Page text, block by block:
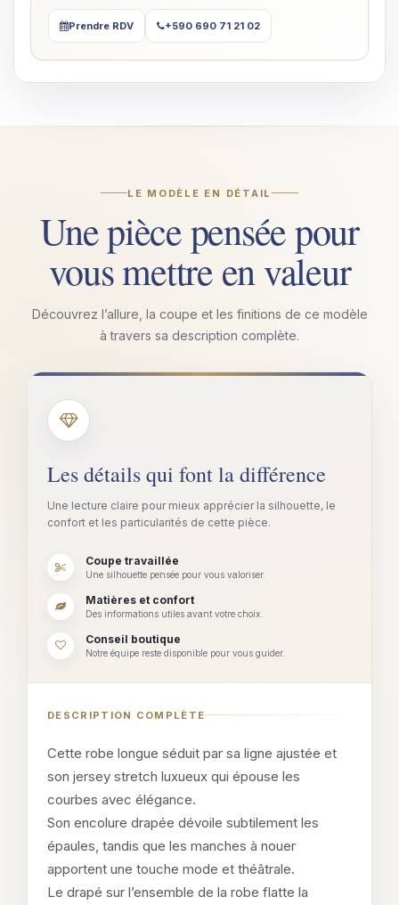
Prendre RDV +590 690 71 21 02
LE MODÈLE EN DÉTAIL
Une pièce pensée pour
vous mettre en valeur
Découvrez l’allure, la coupe et les finitions de ce modèle
à travers sa description complète.
Les détails qui font la différence
Une lecture claire pour mieux apprécier la silhouette, le
confort et les particularités de cette pièce.
Coupe travaillée
Une silhouette pensée pour vous valoriser.
Matières et confort
Des informations utiles avant votre choix.
Conseil boutique
Notre équipe reste disponible pour vous guider.
DESCRIPTION COMPLÈTE
Cette robe longue séduit par sa ligne ajustée et
son jersey stretch luxueux qui épouse les
courbes avec élégance.
Son encolure drapée dévoile subtilement les
épaules, tandis que les manches à nouer
apportent une touche mode et théâtrale.
Le drapé sur l’ensemble de la robe flatte la